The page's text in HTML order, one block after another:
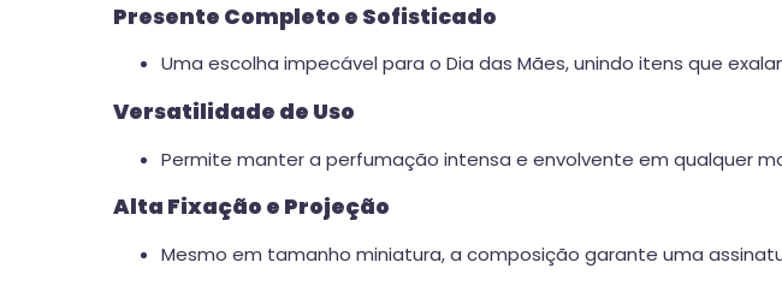
Presente Completo e Sofisticado
Uma escolha impecável para o Dia das Mães, unindo itens que
Versatilidade de Uso
Permite manter a perfumação intensa e envolvente em qualquer
Alta Fixação e Projeção
Mesmo em tamanho miniatura, a composição garante uma